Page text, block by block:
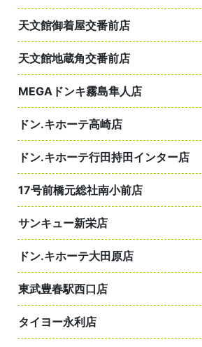
天文館御着屋交番前店
天文館地蔵角交番前店
MEGAドンキ霧島隼人店
ドン.キホーテ高崎店
ドン.キホーテ行田持田インター店
17号前橋元総社南小前店
サンキュー新栄店
ドン.キホーテ大田原店
東武豊春駅西口店
タイヨー永利店